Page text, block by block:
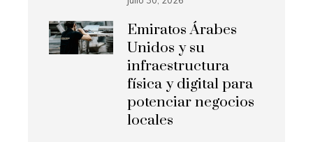
Emiratos Árabes
Unidos y su
infraestructura
física y digital para
potenciar negocios
locales